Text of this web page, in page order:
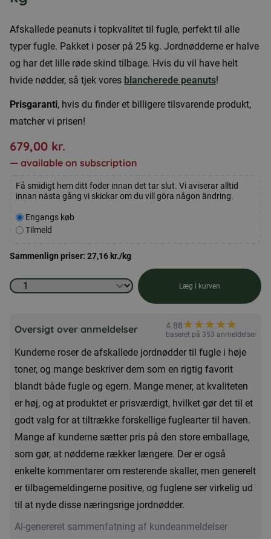
Afskallede peanuts i topkvalitet til fugle, perfekt til alle
typer fugle. Pakket i poser på 25 kg. Jordnødderne er halve
og har det lille røde skind tilbage. Hvis du vil have helt
hvide nødder, så tjek vores blancherede peanuts!
Prisgaranti, hvis du finder et billigere tilsvarende produkt,
matcher vi prisen!
679,00 kr.
— available on subscription
Få smidigt hem ditt foder innan det tar slut. Vi aviserar alltid
innan nästa gång vi skickar om du vill göra någon ändring.
Velg
kjøpstype
Engangs køb
Tilmeld
Sammenlign priser: 27,16 kr./kg
Afskallede
fugle
25
kg
antal
Læg i kurven
Oversigt over anmeldelser 4.88★★★★★
★
baseret på 353 anmeldelser
Kunderne roser de afskallede jordnødder til fugle i høje
toner, og mange beskriver dem som en rigtig favorit
blandt både fugle og egern. Mange mener, at kvaliteten
er høj, og at produktet er prisværdigt, hvilket gør det til et
godt valg for at tiltrække forskellige fuglearter til haven.
Mange af kunderne sætter pris på den store emballage,
som gør, at nødderne rækker længere. Der er også
enkelte kommentarer om resterende skaller, men generelt
er tilbagemeldingerne positive, og fuglene ser virkelig ud
til at nyde disse næringsrige jordnødder.
AI-genereret sammenfatning af kundeanmeldelser